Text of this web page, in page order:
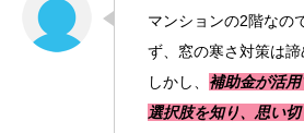
マンションの2階なの
ず、窓の寒さ対策は諦
しかし、 補助金が活
選択肢を知り、思い